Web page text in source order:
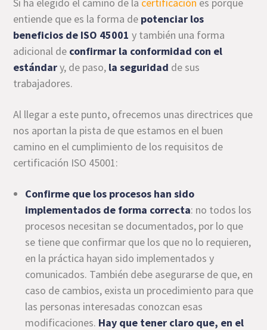
entiende que es la forma de potenciar los
beneficios de ISO 45001y también una forma
adicional de confirmar la conformidad con el
estándary, de paso, la seguridad de sus
trabajadores.
Al llegar a este punto, ofrecemos unas directrices que
nos aportan la pista de que estamos en el buen
camino en el cumplimiento de los requisitos de
certificación ISO 45001:
Confirme que los procesos han sido
implementados de forma correcta: no todos los
procesos necesitan se documentados, por lo que
se tiene que confirmar que los que no lo requieren,
en la práctica hayan sido implementados y
comunicados. También debe asegurarse de que, en
caso de cambios, exista un procedimiento para que
las personas interesadas conozcan esas
modificaciones. Hay que tener claro que, en el